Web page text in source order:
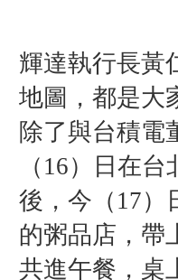
輝達執行長黃
地圖，都是大
除了與台積電
（16）日在
後，今（17）
的粥品店，帶
共進午餐，桌